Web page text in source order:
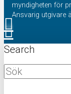
myndigheten för
Ansvarig utgivare
Search